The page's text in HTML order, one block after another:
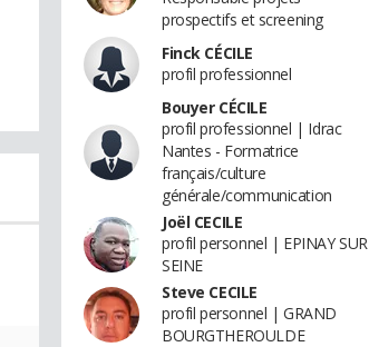
prospectifs et screening
Finck CÉCILE
profil professionnel
Bouyer CÉCILE
profil professionnel | Idrac
Nantes - Formatrice
français/culture
générale/communication
Joël CECILE
profil personnel | EPINAY SUR
SEINE
Steve CECILE
profil personnel | GRAND
BOURGTHEROULDE